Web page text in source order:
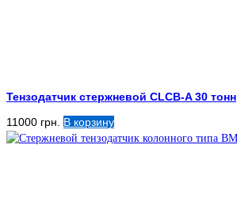
Тензодатчик стержневой CLCB-A 30 тонн
11000 грн. В корзину